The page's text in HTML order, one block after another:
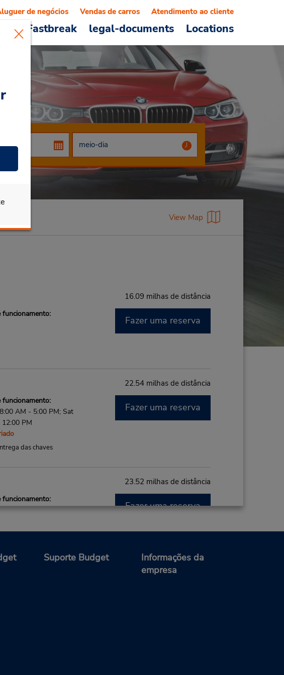
Fastbreak legal-documents Locations
de negócios Vendas de carros Atendimento ao cliente
View Map
16.09 milhas de distância
funcionamento:
Fazer uma reserva
22.54 milhas de distância
funcionamento:
AM - 5:00 PM; Sat
PM
das chaves
Fazer uma reserva
23.52 milhas de distância
funcionamento:
- 5:00 PM; Tue - Fri
retirada gratuito
Fazer uma reserva
Suporte Budget
Informações da
empresa